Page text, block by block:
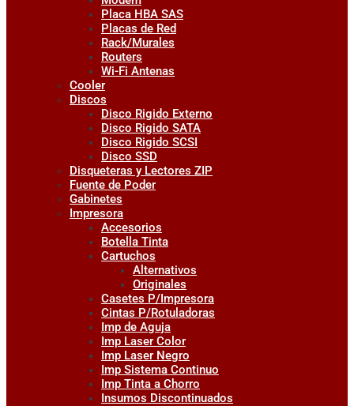
Placa HBA SAS
Placas de Red
Rack/Murales
Routers
Wi-Fi Antenas
Cooler
Discos
Disco Rigido Externo
Disco Rigido SATA
Disco Rigido SCSI
Disco SSD
Disqueteras y Lectores ZIP
Fuente de Poder
Gabinetes
Impresora
Accesorios
Botella Tinta
Cartuchos
Alternativos
Originales
Casetes P/Impresora
Cintas P/Rotuladoras
Imp de Aguja
Imp Laser Color
Imp Laser Negro
Imp Sistema Continuo
Imp Tinta a Chorro
Insumos Discontinuados